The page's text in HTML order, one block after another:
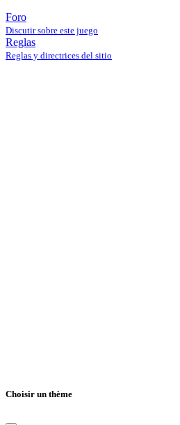
Foro
Discutir sobre este juego
Reglas
Reglas y directrices del sitio
Choisir un thème